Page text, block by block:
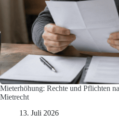
Mieterhöhung: Rechte und Pflichten
Mietrecht
13. Juli 2026